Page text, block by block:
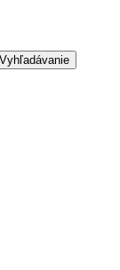
Vyhľadávanie